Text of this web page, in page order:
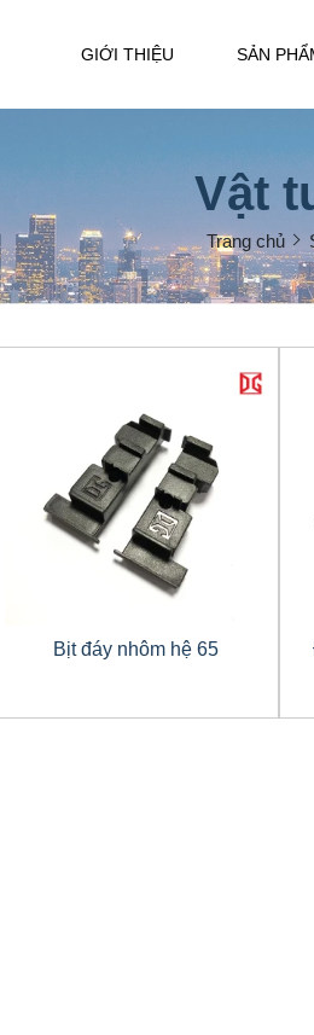
GIỚI THIỆU SẢN
Vật
Trang chủ
Bịt đáy nhôm hệ 65